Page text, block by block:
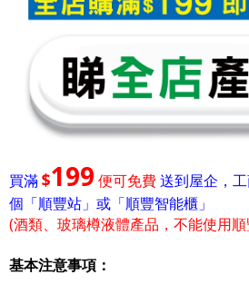
買滿$199 便可免費送到屋企，
個「順豐站」或「順豐智能櫃」
(酒類、玻璃樽液體產品，不能使用
基本注意事項：